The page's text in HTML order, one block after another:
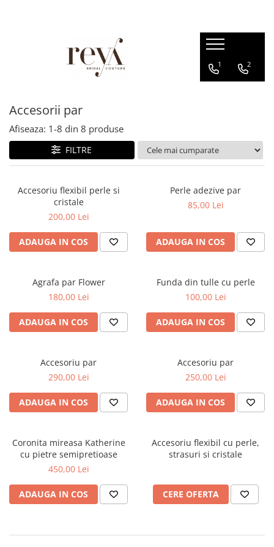
Rochii de seara
Rochii domnisoare de onoare
Rochii cununie civila
Rochii banchet
Jachete mireasa
Bratari
Esarfe
Halate
Seturi dezgatit
Voaluri
Coronite
Balerini
Papuci de casa
Pantofi
Cutii verighete
1 2
Accesorii par
Afiseaza: 1-8 din 8 produse
FILTRE
Accesoriu flexibil perle si
cristale
200,00 Lei
ADAUGA IN COS
Perle adezive par
85,00 Lei
ADAUGA IN COS
Agrafa par Flower
180,00 Lei
ADAUGA IN COS
Funda din tulle cu perle
100,00 Lei
ADAUGA IN COS
Accesoriu par
290,00 Lei
ADAUGA IN COS
Accesoriu par
250,00 Lei
ADAUGA IN COS
Coronita mireasa Katherine
cu pietre semipretioase
450,00 Lei
ADAUGA IN COS
Accesoriu flexibil cu perle,
strasuri si cristale
CERE OFERTA